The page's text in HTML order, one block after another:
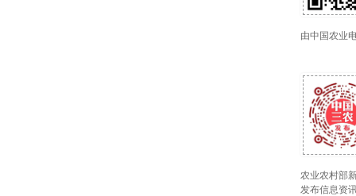
由中国农业
农业农村部
发布信息资